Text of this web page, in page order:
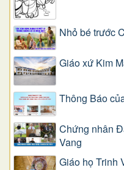
Nhỏ bé trước
Giáo xứ Kim
Thông Báo
Chứng nhân
Vang
Giáo họ Trinh